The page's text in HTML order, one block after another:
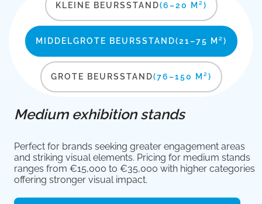
KLEINE BEURSSTAND(6–20 M²)
MIDDELGROTE BEURSSTAND(21–75 M²)
GROTE BEURSSTAND(76–150 M²)
Medium exhibition stands
Perfect for brands seeking greater engagement areas
and striking visual elements. Pricing for medium stands
ranges from €15,000 to €35,000 with higher categories
offering stronger visual impact.